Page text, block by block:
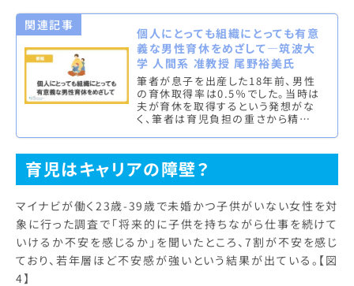
関連記事
個人にとっても組織にとっても有意
義な男性育休をめざして—筑波大
学 人間系 准教授 尾野裕美氏
筆者が息子を出産した18年前、男性
の育休取得率は0.5％でした。当時は
夫が育休を取得するという発想がな
く、筆者は育児負担の重さから精神
会…
育児はキャリアの障壁？
マイナビが働く23歳-39歳で未婚かつ子供がいない女性を対
象に行った調査で「将来的に子供を持ちながら仕事を続けて
いけるか不安を感じるか」を聞いたところ、7割が不安を感じ
ており、若年層ほど不安感が強いという結果が出ている。【図
4】